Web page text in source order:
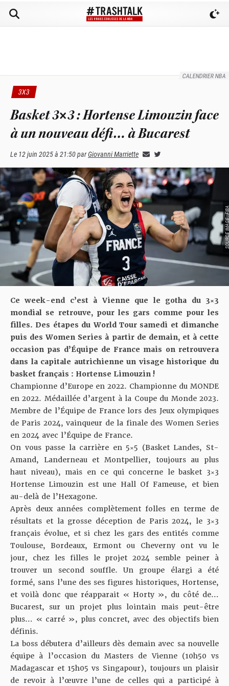
CALENDRIER NBA
3X3
Basket 3×3 : Hortense Limouzin face
à un nouveau défi… à Bucarest
Le 12 juin 2025 à 21:50parGiovanni Marriette
SOURCE
Ce week-end c’est à Vienne que le gotha du 3×3
mondial se retrouve, pour les gars comme pour les
filles. Des étapes du World Tour samedi et dimanche
puis des Women Series à partir de demain, et à cette
occasion pas d’Équipe de France mais on retrouvera
dans la capitale autrichienne un visage historique du
basket français : Hortense Limouzin !
Championne d’Europe en 2022. Championne du MONDE
en 2022. Médaillée d’argent à la Coupe du Monde 2023.
Membre de l’Équipe de France lors des Jeux olympiques
de Paris 2024, vainqueur de la finale des Women Series
en 2024 avec l’Équipe de France.
On vous passe la carrière en 5×5 (Basket Landes, St-
Amand, Landerneau et Montpellier, toujours au plus
haut niveau), mais en ce qui concerne le basket 3×3
Hortense Limouzin est une Hall Of Fameuse, et bien
au-delà de l’Hexagone.
Après deux années complètement folles en terme de
résultats et la grosse déception de Paris 2024, le 3×3
français évolue, et si chez les gars des entités comme
Toulouse, Bordeaux, Ermont ou Cheverny ont vu le
jour, chez les filles le projet 2024 semble peiner à
trouver un second souffle. Un groupe élargi a été
formé, sans l’une des ses figures historiques, Hortense,
et voilà donc que réapparait « Horty », du côté de…
Bucarest, sur un projet plus lointain mais peut-être
plus… « carré », plus concret, avec des objectifs bien
définis.
La boss débutera d’ailleurs dès demain avec sa nouvelle
équipe à l’occasion du Masters de Vienne (10h50 vs
Madagascar et 15h05 vs Singapour), toujours un plaisir
de revoir à l’œuvre l’une de celles qui a participé à